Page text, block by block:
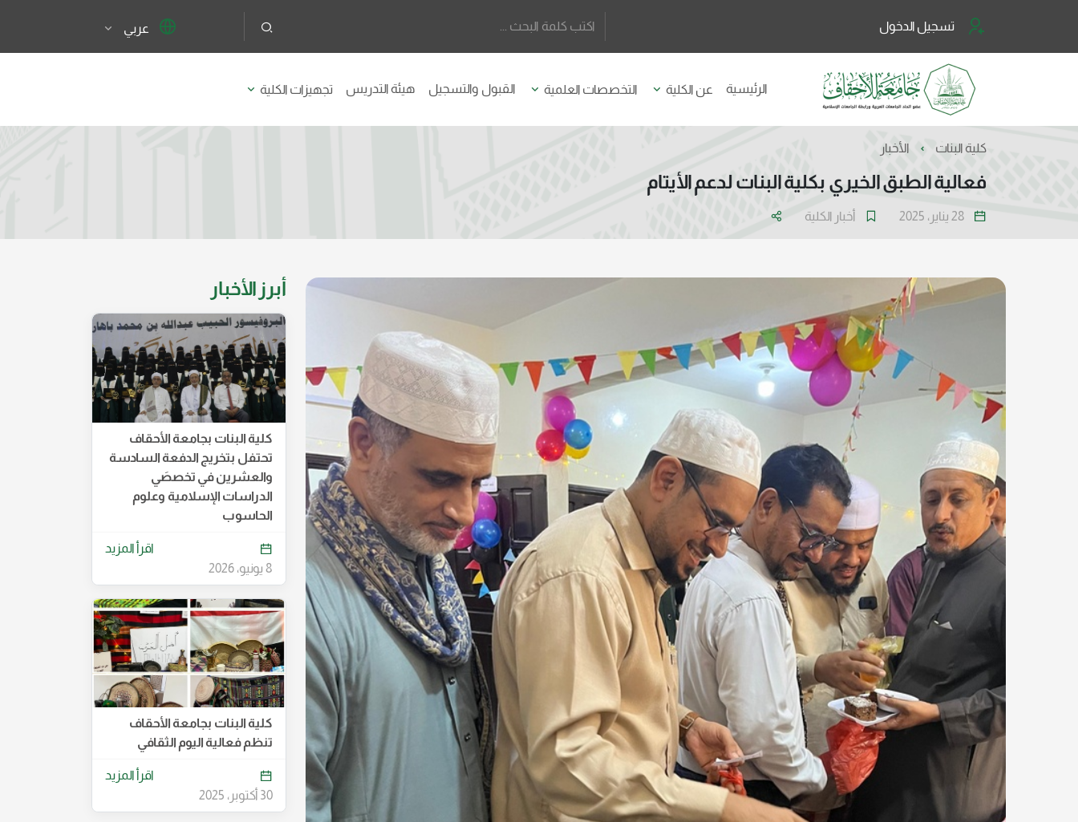
تسجيل الدخول عربي
الرئيسية عن الكلية التخصصات العلمية القبول والتسجيل هيئة التدريس تجهيزات الكلية
كلية البنات الأخبار
فعالية الطبق الخيري بكلية البنات لدعم الأيتام
28 يناير، 2025 أخبار الكلية
أبرز الأخبار
كلية البنات بجامعة الأحقاف
تحتفل بتخريج الدفعة السادسة
والعشرين في تخصصَي
الدراسات الإسلامية وعلوم
الحاسوب
8 يونيو، 2026
اقرأ المزيد
كلية البنات بجامعة الأحقاف
تنظم فعالية اليوم الثقافي
30 أكتوبر، 2025
اقرأ المزيد